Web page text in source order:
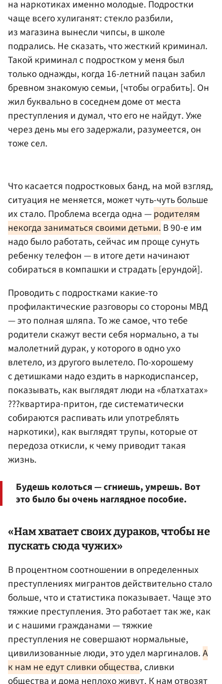
на наркотиках именно молодые. Подростки
чаще всего хулиганят: стекло разбили,
из магазина вынесли чипсы, в школе
подрались. Не сказать, что жесткий криминал.
Такой криминал с подростком у меня был
только однажды, когда 16-летний пацан забил
бревном знакомую семьи, [чтобы ограбить]. Он
жил буквально в соседнем доме от места
преступления и думал, что его не найдут. Уже
через день мы его задержали, разумеется, он
тоже сел.
Что касается подростковых банд, на мой взгляд,
ситуация не меняется, может чуть-чуть больше
их стало. Проблема всегда одна —родителям
некогда заниматься своими детьми. В 90-е им
надо было работать, сейчас им проще сунуть
ребенку телефон — в итоге дети начинают
собираться в компашки и страдать [ерундой].
Проводить с подростками какие-то
профилактические разговоры со стороны МВД
— это полная шляпа. То же самое, что тебе
родители скажут вести себя нормально, а ты
малолетний дурак, у которого в одно ухо
влетело, из другого вылетело. По-хорошему
с детишками надо ездить в наркодиспансер,
показывать, как выглядят люди на «блатхатах»
???квартира-притон, где систематически
собираются распивать или употреблять
наркотики), как выглядят трупы, которые от
передоза откисли, к чему приводит такая
жизнь.
Будешь колоться — сгниешь, умрешь. Вот
это было бы очень наглядное пособие.
«Нам хватает своих дураков, чтобы не
пускать сюда чужих»
В процентном соотношении в определенных
преступлениях мигрантов действительно стало
больше, что и статистика показывает. Чаще это
тяжкие преступления. Это работает так же, как
и с нашими гражданами — тяжкие
преступления не совершают нормальные,
цивилизованные люди, это удел маргиналов.А
к нам не едут сливки общества, сливки
общества и дома неплохо живут. К нам отвозят